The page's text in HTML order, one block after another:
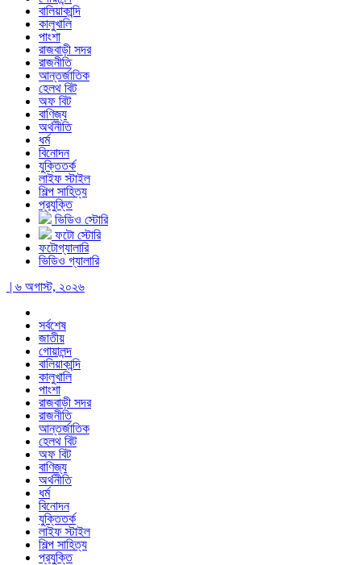
বালিয়াকান্দি
কালুখালি
পাংশা
রাজবাড়ী সদর
রাজনীতি
আন্তর্জাতিক
হেলথ বিট
অফ বিট
বাণিজ্য
অর্থনীতি
ধর্ম
বিনোদন
যুক্তিতর্ক
লাইফ স্টাইল
শিল্প সাহিত্য
প্রযুক্তি
ভিডিও স্টোরি
ফটো স্টোরি
ফটোগ্যালারি
ভিডিও গ্যালারি
| ৬ অগাস্ট, ২০২৬
সর্বশেষ
জাতীয়
গোয়ালন্দ
বালিয়াকান্দি
কালুখালি
পাংশা
রাজবাড়ী সদর
রাজনীতি
আন্তর্জাতিক
হেলথ বিট
অফ বিট
বাণিজ্য
অর্থনীতি
ধর্ম
বিনোদন
যুক্তিতর্ক
লাইফ স্টাইল
শিল্প সাহিত্য
প্রযুক্তি